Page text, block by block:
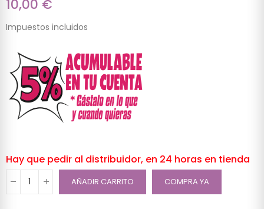
10,00 €
Impuestos incluidos
Hay que pedir al distribuidor, en 24 horas en tienda
AÑADIR CARRITO COMPRA YA